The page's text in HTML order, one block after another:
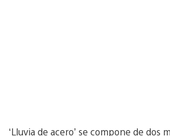
‘Lluvia de acero’ se compone de dos